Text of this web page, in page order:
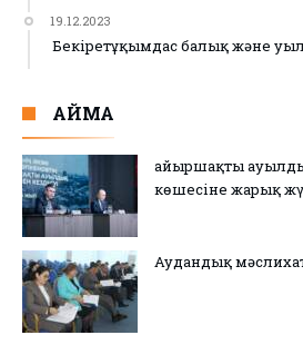
19.12.2023
Бекіретұқымдас балық және
АЙМАҚ
Қайыршақты
көшесіне жарық
Аудандық